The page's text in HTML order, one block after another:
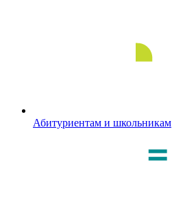
Абитуриентам и школьникам